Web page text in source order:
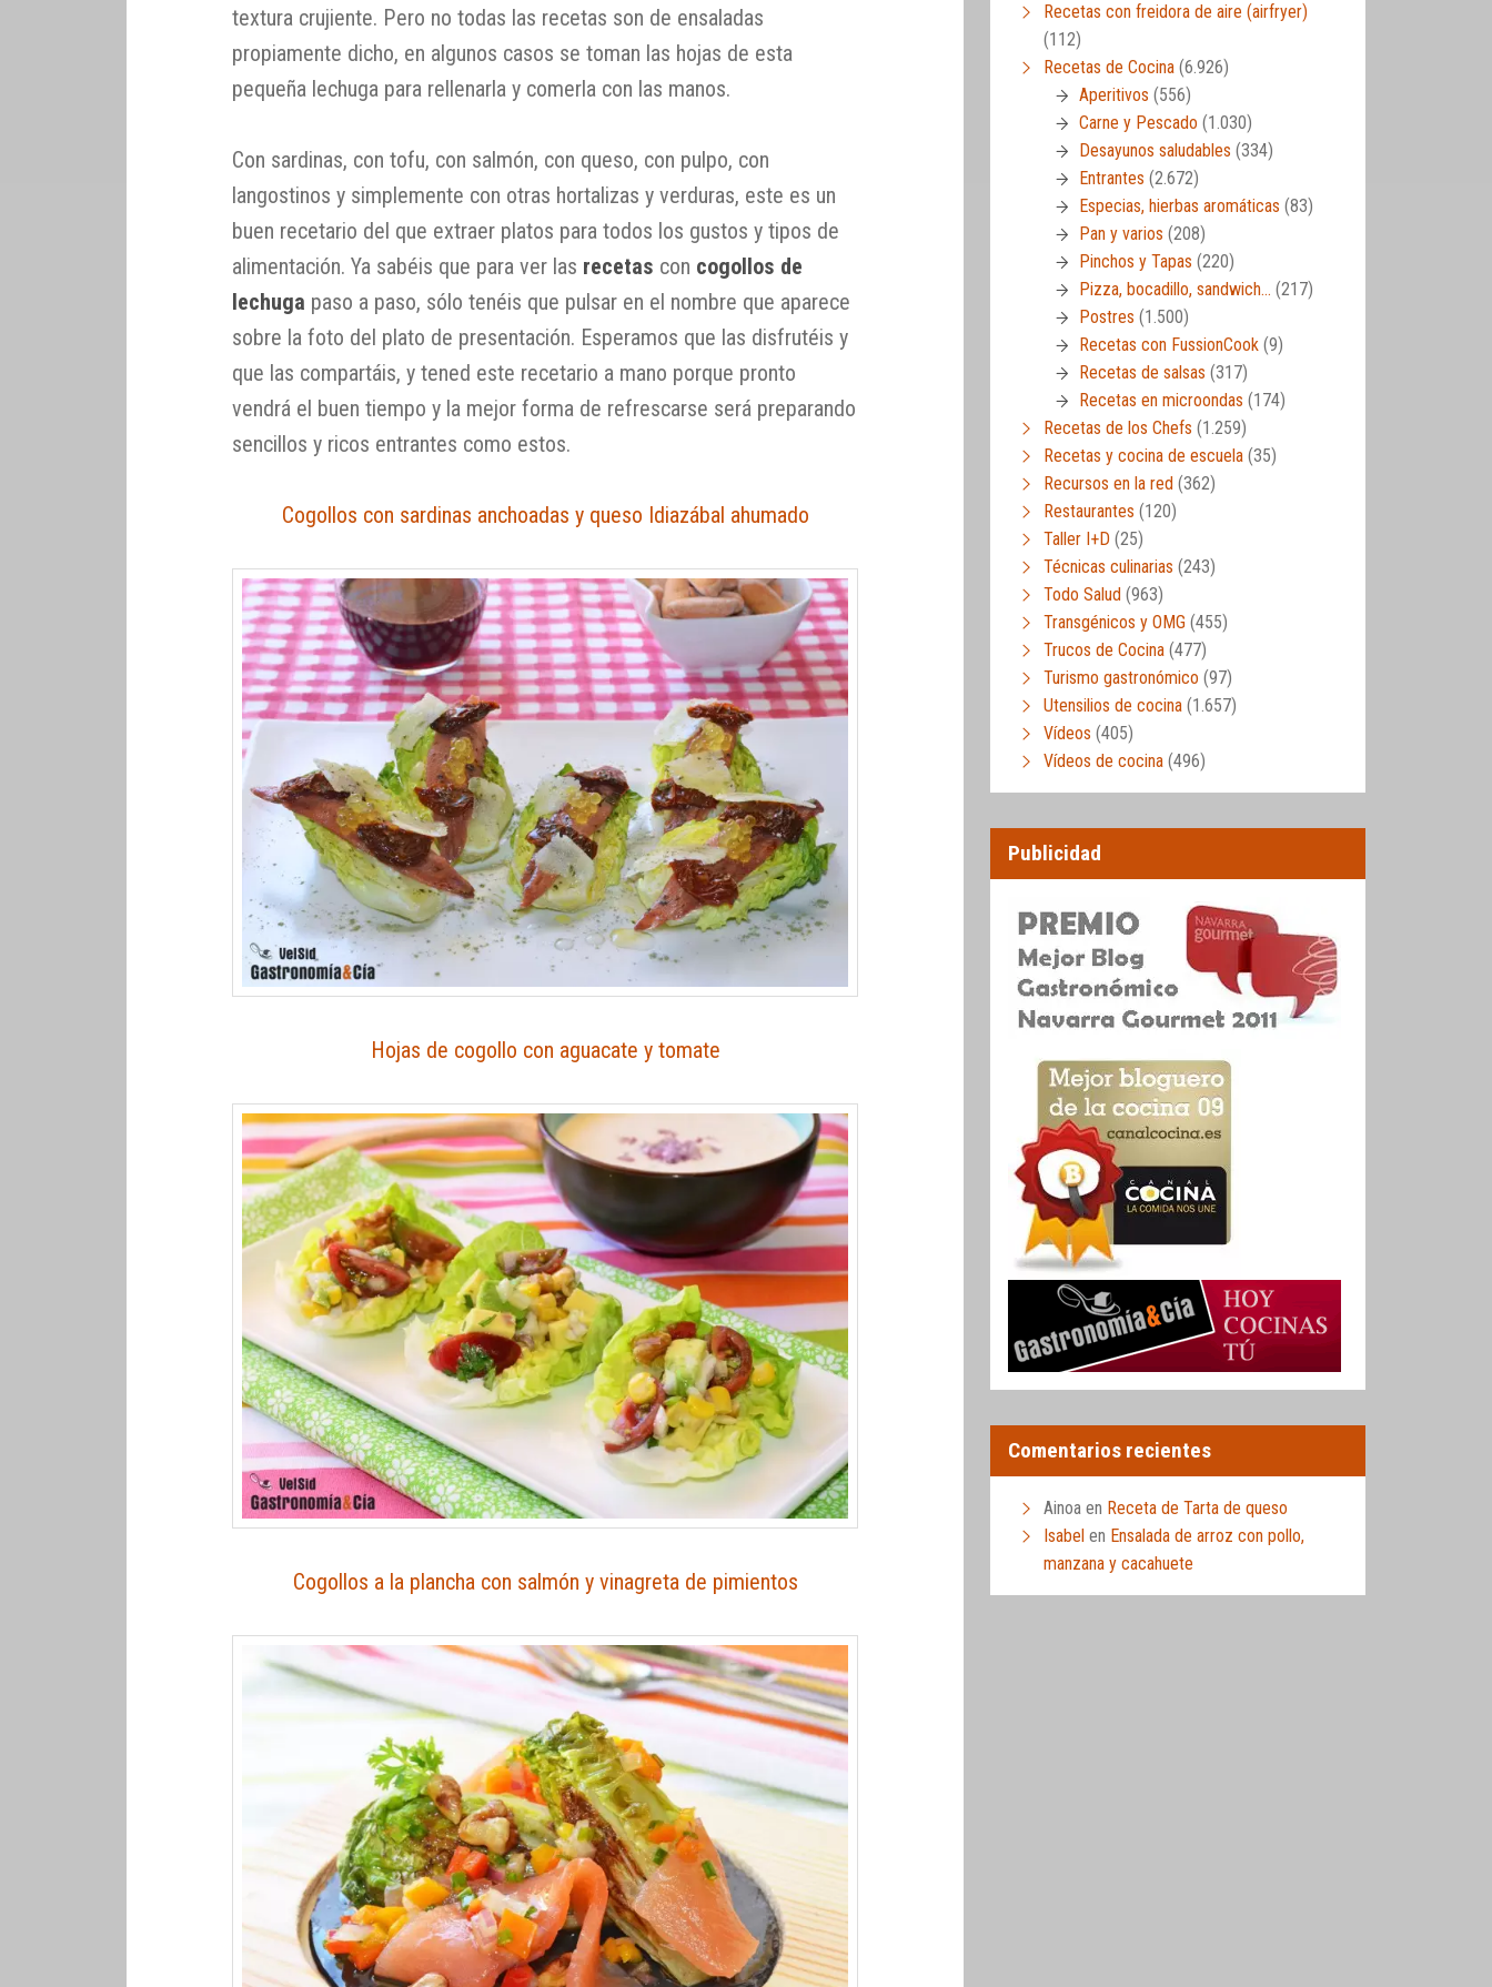
textura crujiente. Pero no todas las recetas son de ensaladas
propiamente dicho, en algunos casos se toman las hojas de esta
pequeña lechuga para rellenarla y comerla con las manos.
Con sardinas, con tofu, con salmón, con queso, con pulpo, con
langostinos y simplemente con otras hortalizas y verduras, este es un
buen recetario del que extraer platos para todos los gustos y tipos de
alimentación. Ya sabéis que para ver las recetas con cogollos de
lechuga paso a paso, sólo tenéis que pulsar en el nombre que aparece
sobre la foto del plato de presentación. Esperamos que las disfrutéis y
que las compartáis, y tened este recetario a mano porque pronto
vendrá el buen tiempo y la mejor forma de refrescarse será preparando
sencillos y ricos entrantes como estos.
Cogollos con sardinas anchoadas y queso Idiazábal ahumado
Hojas de cogollo con aguacate y tomate
Cogollos a la plancha con salmón y vinagreta de pimientos
Recetas con freidora de aire (airfryer)
(112)
Recetas de Cocina (6.926)
Aperitivos (556)
Carne y Pescado (1.030)
Desayunos saludables (334)
Entrantes (2.672)
Especias, hierbas aromáticas (83)
Pan y varios (208)
Pinchos y Tapas (220)
Pizza, bocadillo, sandwich… (217)
Postres (1.500)
Recetas con FussionCook (9)
Recetas de salsas (317)
Recetas en microondas (174)
Recetas de los Chefs (1.259)
Recetas y cocina de escuela (35)
Recursos en la red (362)
Restaurantes (120)
Taller I+D (25)
Técnicas culinarias (243)
Todo Salud (963)
Transgénicos y OMG (455)
Trucos de Cocina (477)
Turismo gastronómico (97)
Utensilios de cocina (1.657)
Vídeos (405)
Vídeos de cocina (496)
Publicidad
Comentarios recientes
Ainoa en Receta de Tarta de queso
Isabel en Ensalada de arroz con pollo,
manzana y cacahuete